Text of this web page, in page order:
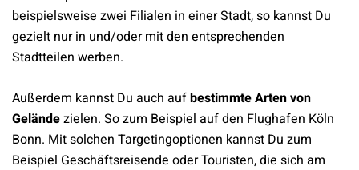
beispielsweise zwei Filialen in einer Stadt, so kannst Du
gezielt nur in und/oder mit den entsprechenden
Stadtteilen werben.
Außerdem kannst Du auch aufbestimmte Arten von
Geländezielen. So zum Beispiel auf den Flughafen Köln
Bonn. Mit solchen Targetingoptionen kannst Du zum
Beispiel Geschäftsreisende oder Touristen, die sich am